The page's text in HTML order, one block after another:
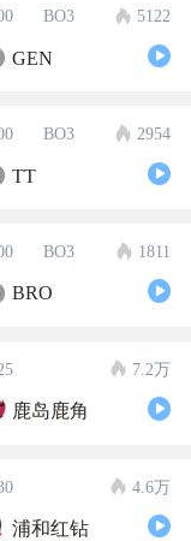
BO3 5122
GEN
BO3 2954
TT
BO3 1811
BRO
7.2万
鹿岛鹿角
4.6万
浦和红钻